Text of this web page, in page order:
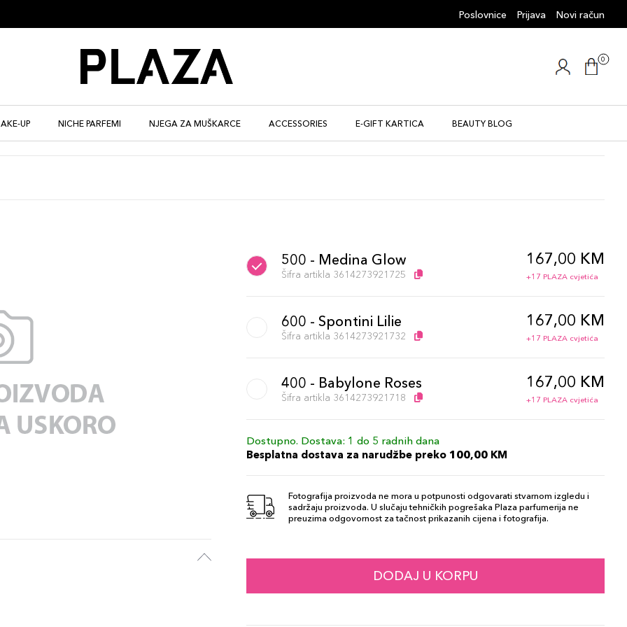
Poslovnice Prijava Novi račun
0
UP NICHE PARFEMI NJEGA ZA MUŠKARCE ACCESSORIES E-GIFT KARTICA BEAUTY BLOG
500 - Medina Glow
Šifra artikla 3614273921725
167,00 KM
+17 PLAZA cvjetića
600 - Spontini Lilie
Šifra artikla 3614273921732
167,00 KM
+17 PLAZA cvjetića
400 - Babylone Roses
Šifra artikla 3614273921718
167,00 KM
+17 PLAZA cvjetića
Dostupno. Dostava: 1 do 5 radnih dana
Besplatna dostava za narudžbe preko 100,00 KM
Fotografija proizvoda ne mora u potpunosti odgovarati stvarnom izgledu i
sadržaju proizvoda. U slučaju tehničkih pogrešaka Plaza parfumerija ne
preuzima odgovornost za tačnost prikazanih cijena i fotografija.
DODAJ U KORPU